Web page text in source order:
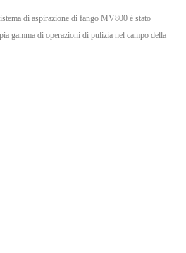
di aspirazione di fango MV800 è stato
gamma di operazioni di pulizia nel campo della